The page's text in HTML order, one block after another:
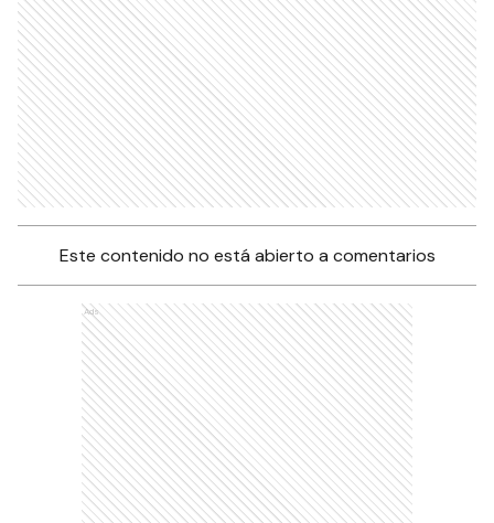
Este contenido no está abierto a comentarios
Ads